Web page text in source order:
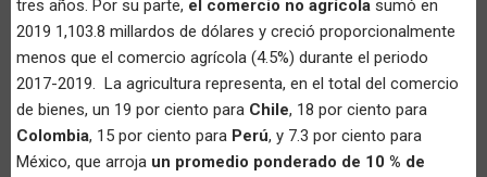
tres años. Por su parte, el comercio no agrícola sumó en
2019 1,103.8 millardos de dólares y creció proporcionalmente
menos que el comercio agrícola (4.5%) durante el periodo
2017-2019. La agricultura representa, en el total del comercio
de bienes, un 19 por ciento para Chile, 18 por ciento para
Colombia, 15 por ciento para Perú, y 7.3 por ciento para
México, que arroja un promedio ponderado de 10 % de